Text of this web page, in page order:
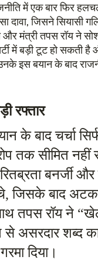
में एक बार फिर
दावा, जिसने सियासी
मंत्री तपस रॉय ने
में बड़ी टूट हो सकती है
इस बयान के बाद
रफ्तार
के बाद चर्चा
तक सीमित नहीं
बनर्जी
जिसके बाद
तपस रॉय ने
से असरदार शब्द
दिया।